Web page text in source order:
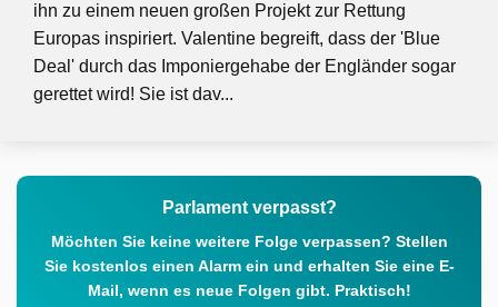
ihn zu einem neuen großen Projekt zur Rettung
Europas inspiriert. Valentine begreift, dass der 'Blue
Deal' durch das Imponiergehabe der Engländer sogar
gerettet wird! Sie ist dav...
Parlament verpasst?
Möchten Sie keine weitere Folge verpassen? Stellen
Sie kostenlos einen Alarm ein und erhalten Sie eine E-
Mail, wenn es neue Folgen gibt. Praktisch!